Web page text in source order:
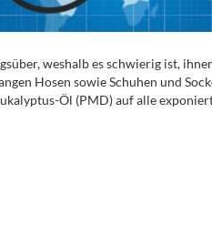
weshalb es schwierig ist,
Hosen sowie Schuhen und
Öl (PMD) auf alle